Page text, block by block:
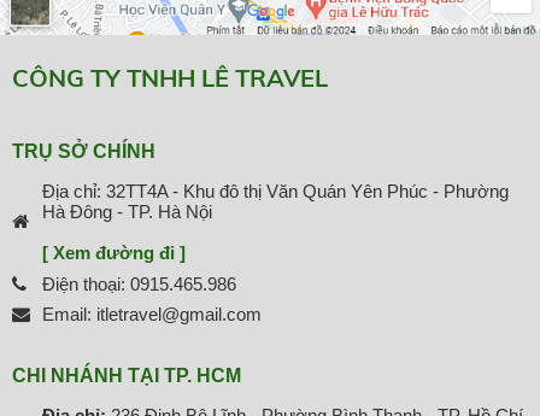
CÔNG TY TNHH LÊ TRAVEL
TRỤ SỞ CHÍNH
Địa chỉ: 32TT4A - Khu đô thị Văn Quán Yên Phúc - Phường
Hà Đông - TP. Hà Nội
[ Xem đường đi ]
Điện thoại: 0915.465.986
Email: itletravel@gmail.com
CHI NHÁNH TẠI TP. HCM